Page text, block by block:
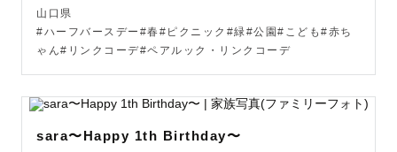
山口県
#ハーフバースデー#春#ピクニック#緑#公園#こども#赤ち
ゃん#リンクコーデ#ペアルック・リンクコーデ
sara〜Happy 1th Birthday〜